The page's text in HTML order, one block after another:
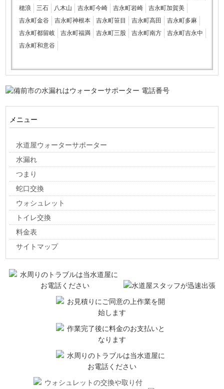
穂浪
三石 八木山 吉永町今崎 吉永町岩崎
吉永町加賀美
吉永町金谷
吉永町神根本 吉永町笹目 吉永町高田
吉永町多麻
吉永町都留岐
吉永町福満 吉永町三股 吉永町南方
吉永町吉永中
吉永町和意谷
メニュー
水道屋ウォーターサポーター
水漏れ
つまり
蛇口交換
ウォシュレット
トイレ交換
料金表
サイトマップ